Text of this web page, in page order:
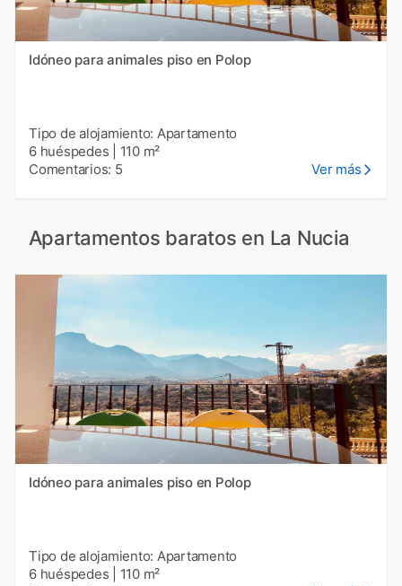
Idóneo para animales piso en Polop
Tipo de alojamiento: Apartamento
6 huéspedes
110 m²
Comentarios: 5
Ver más
Apartamentos baratos en La Nucia
Idóneo para animales piso en Polop
Tipo de alojamiento: Apartamento
6 huéspedes
110 m²